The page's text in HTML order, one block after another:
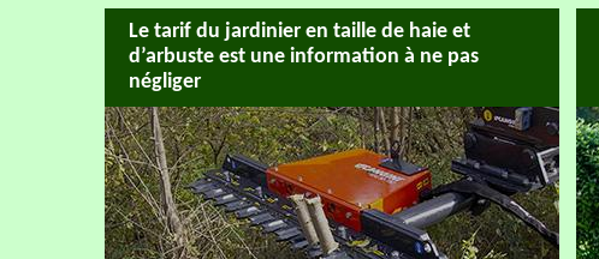
Le tarif du jardinier en taille de haie et
d’arbuste est une information à ne pas
négliger